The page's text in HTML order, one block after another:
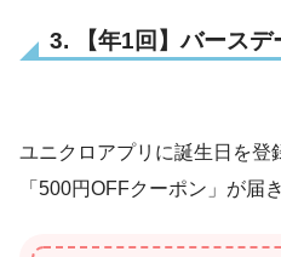
3. 【年1回】バース
ユニクロアプリに誕生日を登
「500円OFFクーポン」が届